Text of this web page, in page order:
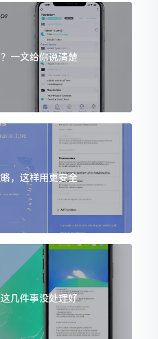
一文给你说清楚
，这样用更安全
几件事没处理好